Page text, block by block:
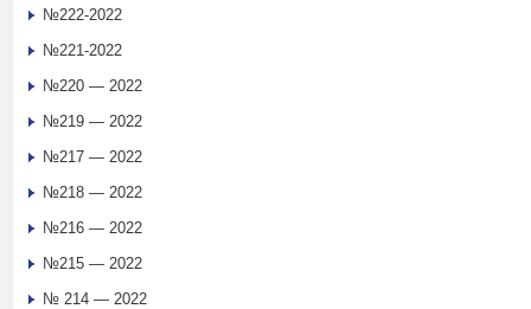
№222-2022
№221-2022
№220 — 2022
№219 — 2022
№217 — 2022
№218 — 2022
№216 — 2022
№215 — 2022
№ 214 — 2022